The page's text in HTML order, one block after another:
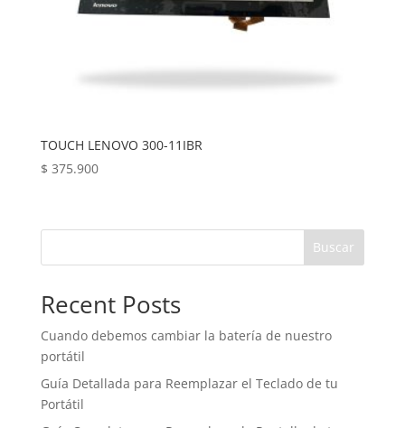
TOUCH LENOVO 300-11IBR
$ 375.900
Buscar
Recent Posts
Cuando debemos cambiar la batería de nuestro
portátil
Guía Detallada para Reemplazar el Teclado de tu
Portátil